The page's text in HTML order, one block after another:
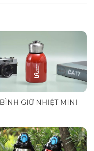
BÌNH GIỮ NHIỆT MINI